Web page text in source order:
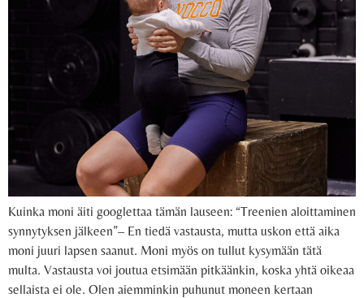
Kuinka moni äiti googlettaa tämän lauseen: “Treenien aloittaminen
synnytyksen jälkeen”– En tiedä vastausta, mutta uskon että aika
moni juuri lapsen saanut. Moni myös on tullut kysymään tätä
multa. Vastausta voi joutua etsimään pitkäänkin, koska yhtä oikeaa
sellaista ei ole. Olen aiemminkin puhunut moneen kertaan